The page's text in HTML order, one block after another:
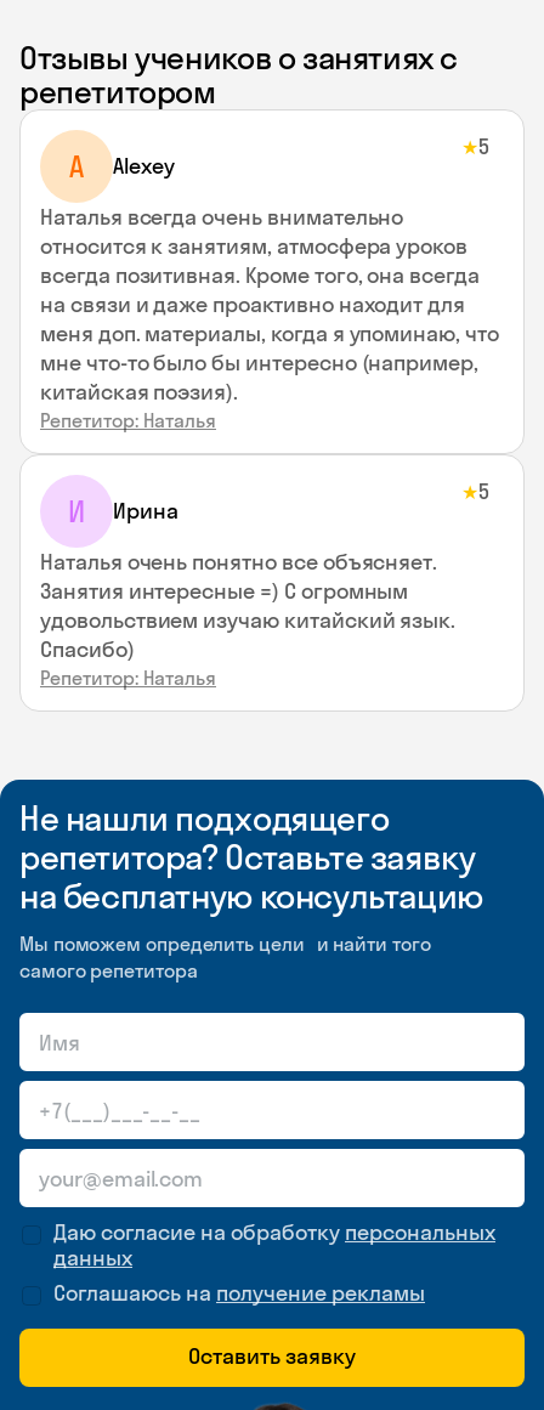
Отзывы учеников о занятиях с
репетитором
A Alexey
★5
Наталья всегда очень внимательно
относится к занятиям, атмосфера уроков
всегда позитивная. Кроме того, она всегда
на связи и даже проактивно находит для
меня доп. материалы, когда я упоминаю, что
мне что-то было бы интересно (например,
китайская поэзия).
Репетитор: Наталья
И Ирина
★5
Наталья очень понятно все объясняет.
Занятия интересные =) С огромным
удовольствием изучаю китайский язык.
Спасибо)
Репетитор: Наталья
Не нашли подходящего
репетитора? Оставьте заявку
на бесплатную консультацию
Мы поможем определить цели и найти того
самого репетитора
Даю согласие на обработку персональных
данных
Соглашаюсь на получение рекламы
Оставить заявку